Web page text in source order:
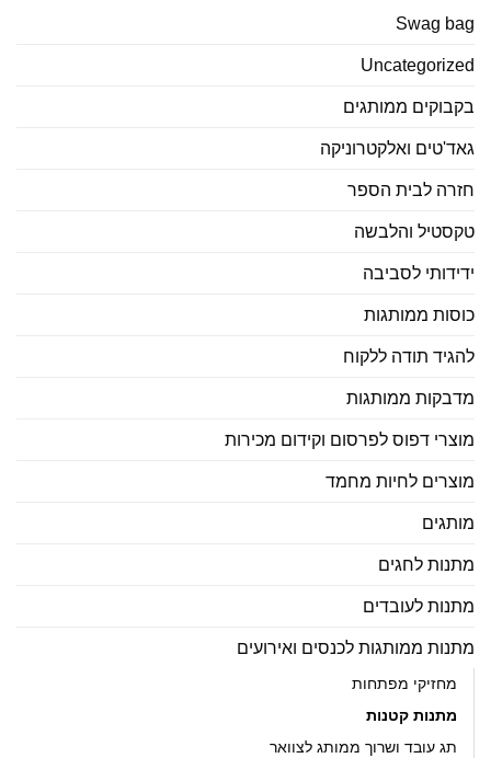
Swag bag
Uncategorized
בקבוקים ממותגים
גאד'טים ואלקטרוניקה
חזרה לבית הספר
טקסטיל והלבשה
ידידותי לסביבה
כוסות ממותגות
להגיד תודה ללקוח
מדבקות ממותגות
מוצרי דפוס לפרסום וקידום מכירות
מוצרים לחיות מחמד
מותגים
מתנות לחגים
מתנות לעובדים
מתנות ממותגות לכנסים ואירועים
מחזיקי מפתחות
מתנות קטנות
תג עובד ושרוך ממותג לצוואר